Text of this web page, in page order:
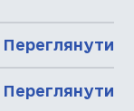
Переглянути
Переглянути